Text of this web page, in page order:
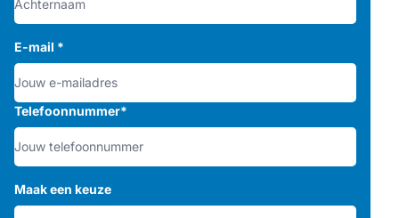
E-mail *
Telefoonnummer*
Maak een keuze